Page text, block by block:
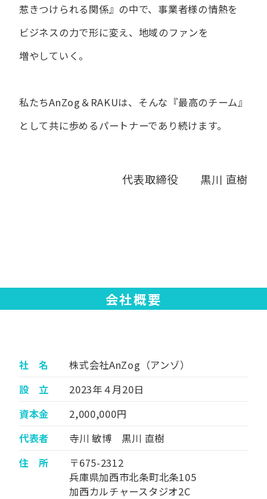
惹きつけられる​関係』の​中で、​事業者様の​情熱を​
ビジネスの​力で​形に​変え、 地域の​ファンを​
増やしていく。
私たちAnZog＆RAKUは、​そんな​『最高の​チーム』
と​して共に​歩める​パートナーであり続けます。
代表取締役 黒川 直樹
会社概要
社 名
株式会社AnZog（アンゾ）
設 立
2023年４月20日
資本金
2,000,000円
代表者
寺川 敏博 黒川 直樹
住 所
〒675-2312
兵庫県加西市北条町北条105
加西カルチャースタジオ2C